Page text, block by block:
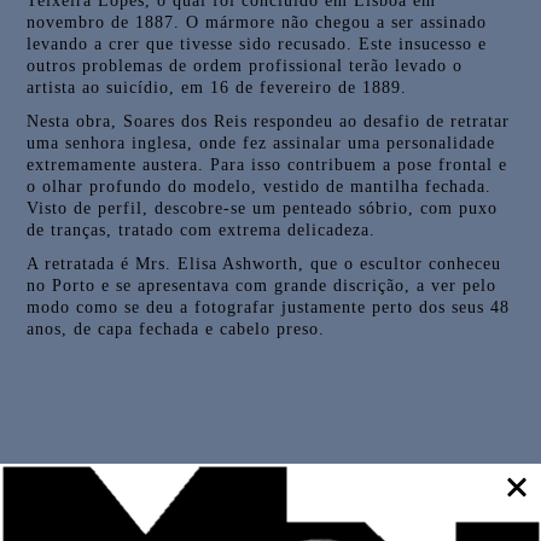
novembro de 1887. O mármore não chegou a ser assinado
levando a crer que tivesse sido recusado. Este insucesso e
outros problemas de ordem profissional terão levado o
artista ao suicídio, em 16 de fevereiro de 1889.
Nesta obra, Soares dos Reis respondeu ao desafio de retratar
uma senhora inglesa, onde fez assinalar uma personalidade
extremamente austera. Para isso contribuem a pose frontal e
o olhar profundo do modelo, vestido de mantilha fechada.
Visto de perfil, descobre-se um penteado sóbrio, com puxo
de tranças, tratado com extrema delicadeza.
A retratada é Mrs. Elisa Ashworth, que o escultor conheceu
no Porto e se apresentava com grande discrição, a ver pelo
modo como se deu a fotografar justamente perto dos seus 48
anos, de capa fechada e cabelo preso.